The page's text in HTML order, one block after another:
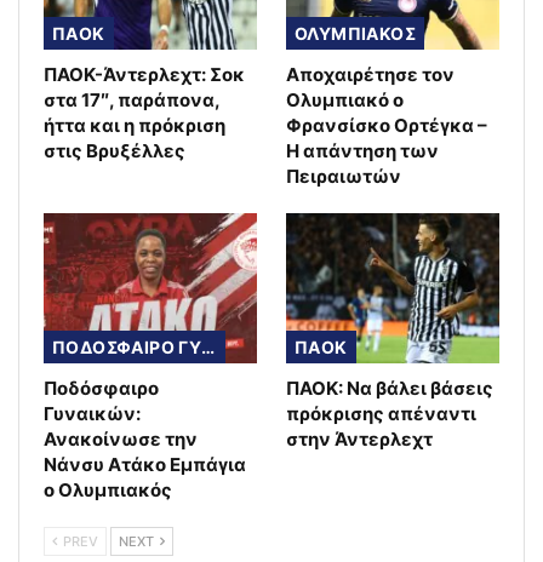
ΠΑΟΚ
ΠΑΟΚ-Άντερλεχτ: Σοκ
στα 17″, παράπονα,
ήττα και η πρόκριση
στις Βρυξέλλες
ΟΛΥΜΠΙΑΚΟΣ
Αποχαιρέτησε τον
Ολυμπιακό ο
Φρανσίσκο Ορτέγκα –
Η απάντηση των
Πειραιωτών
ΠΟΔΟΣΦΑΙΡΟ ΓΥΝΑΙΚΩΝ
Ποδόσφαιρο
Γυναικών:
Ανακοίνωσε την
Νάνσυ Ατάκο Εμπάγια
ο Ολυμπιακός
ΠΑΟΚ
ΠΑΟΚ: Να βάλει βάσεις
πρόκρισης απέναντι
στην Άντερλεχτ
PREV NEXT